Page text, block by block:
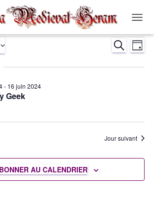
LA
et
vues
de
JOUR
Geek
- 16 juin 2024
Jour suivant
AU CALENDRIER